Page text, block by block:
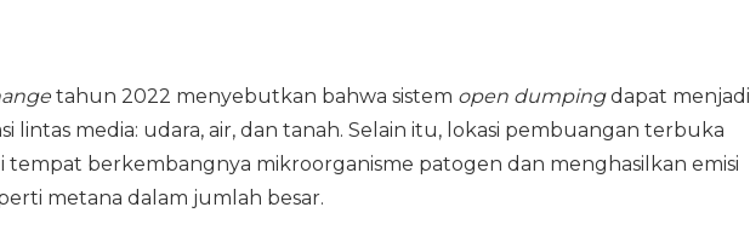
tahun 2022 menyebutkan bahwa sistem open dumpingdapat menjadi
lintas media: udara, air, dan tanah. Selain itu, lokasi pembuangan terbuka
tempat berkembangnya mikroorganisme patogen dan menghasilkan emisi
metana dalam jumlah besar.